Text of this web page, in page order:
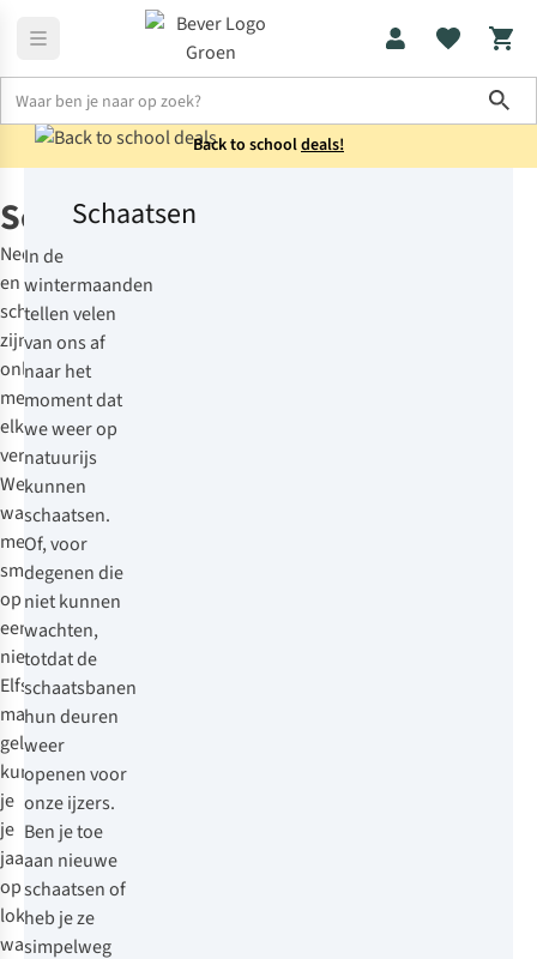
Back to schooldeals!
Wintersportmateriaal
Schaatsen
Nederland
en
schaatsen
zijn
onlosmakelijk
met
elkaar
verbonden.
We
wachten
met
smart
op
een
nieuwe
Elfstedentocht,
maar
gelukkig
kun
je
je
jaarlijks
op
lokale
wateren
Schaatsen
In de
wintermaanden
tellen velen
van ons af
naar het
moment dat
we weer op
natuurijs
kunnen
schaatsen.
Of, voor
degenen die
niet kunnen
wachten,
totdat de
schaatsbanen
hun deuren
weer
openen voor
onze ijzers.
Ben je toe
aan nieuwe
schaatsen of
heb je ze
simpelweg